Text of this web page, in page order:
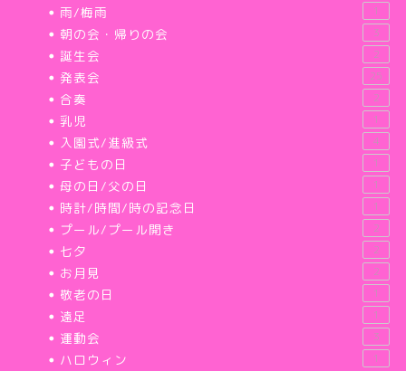
雨/梅雨 1
朝の会・帰りの会 3
誕生会 2
発表会 25
合奏 2
乳児 1
入園式/進級式 4
子どもの日 1
母の日/父の日 1
時計/時間/時の記念日 1
プール/プール開き 2
七夕 2
お月見 2
敬老の日 1
遠足 1
運動会 3
ハロウィン 1